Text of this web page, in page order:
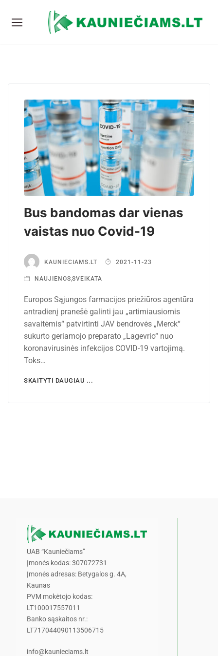
Bus bandomas dar vienas
vaistas nuo Covid-19
KAUNIECIAMS.LT 2021-11-23
NAUJIENOS,SVEIKATA
Europos Sąjungos farmacijos priežiūros agentūra
antradienį pranešė galinti jau „artimiausiomis
savaitėmis“ patvirtinti JAV bendrovės „Merck“
sukurto geriamojo preparato „Lagevrio“ nuo
koronavirusinės infekcijos COVID-19 vartojimą.
Toks…
SKAITYTI DAUGIAU ...
UAB “Kauniečiams”
Įmonės kodas: 307072731
Įmonės adresas: Betygalos g. 4A,
Kaunas
PVM mokėtojo kodas:
LT100017557011
Banko sąskaitos nr.:
LT717044090113506715
info@kaunieciams.lt